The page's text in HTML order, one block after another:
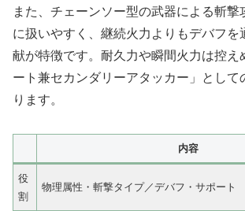
また、チェーンソー型の武器による斬撃
に扱いやすく、継続火力よりもデバフを
献が特徴です。耐久力や瞬間火力は控え
ート兼セカンダリーアタッカー」として
ります。
内容
役
割
物理属性・斬撃タイプ／デバフ・サポート